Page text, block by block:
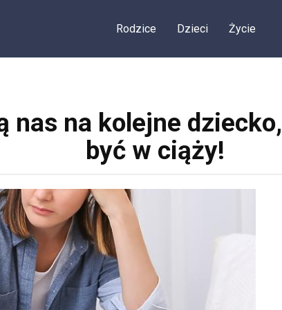
Rodzice Dzieci Życie
nas na kolejne
być w ciąży!